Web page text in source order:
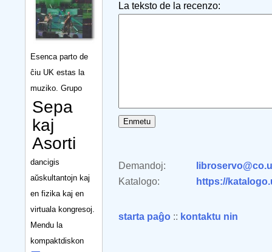
Esenca parto de
ĉiu UK estas la
muziko. Grupo
Sepa
kaj
Asorti
dancigis
aŭskultantojn kaj
en fizika kaj en
virtuala kongresoj.
Mendu la
kompaktdiskon
La teksto de la recenzo:
Demandoj:
Katalogo:
https://
starta paĝo :: kontaktu nin